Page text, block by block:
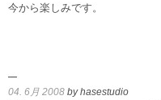
今から楽しみです。
04. 6月 2008 by hasestudio